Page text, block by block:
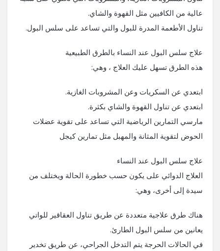
عالية من الكافيين مثل القهوة والشاي.
تناول الأطعمة المدرة للبول والتي تساعد على سلس البول.
علاج سلس البول عند النساء بالطرق الطبيعية
هذه الطرق تسهل عليك العلاج ، وهي:
ابتعدي عن السكريات وعن المشروبات الغازية.
ابتعدي عن تناول القهوة والشاي بكثرة.
مارسي التمارين الرياضية التي تساعد على تقوية عضلات
الحوض لتقوية المثانة والمهبل مثل تمارين كيجل
علاج سلس البول عند النساء
العلاج الدوائي على يكون حسب خطورة الحالة ويختلف من
سيدة إلى أخرى، وهي:
هناك طرق علاجية متعددة عن طريق تناول العقاقير للواتي
يعانين من سلس البول الطارئ.
في الحالات الحرجة يتم التدخل الجراحي، عن طريق تخدير